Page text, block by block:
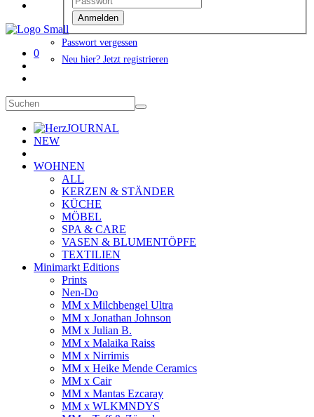
Anmelden
Passwort vergessen
Neu hier? Jetzt registrieren
0
JOURNAL
NEW
WOHNEN
ALL
KERZEN & STÄNDER
KÜCHE
MÖBEL
SPA & CARE
VASEN & BLUMENTÖPFE
TEXTILIEN
Minimarkt Editions
Prints
Nen-Do
MM x Milchbengel Ultra
MM x Jonathan Johnson
MM x Julian B.
MM x Malaika Raiss
MM x Nirrimis
MM x Heike Mende Ceramics
MM x Cair
MM x Mantas Ezcaray
MM x WLKMNDYS